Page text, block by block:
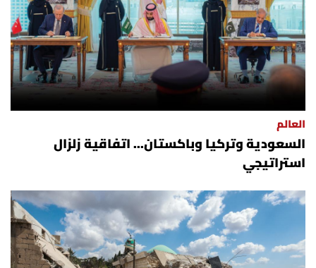
العالم
السعودية وتركيا وباكستان... اتفاقية زلزال
استراتيجي